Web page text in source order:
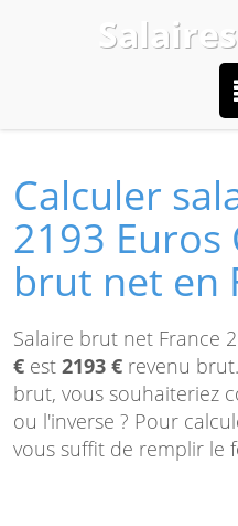
Salaires
Calculer
2193 Euros
brut net en
Salaire brut net France
€ est 2193 € revenu
brut, vous souhaiteriez
ou l'inverse ? Pour
vous suffit de remplir le